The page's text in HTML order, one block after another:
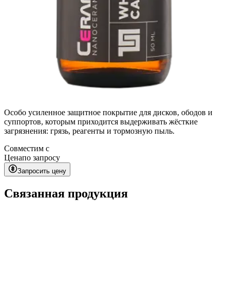
Особо усиленное защитное покрытие для дисков, ободов и
суппортов, которым приходится выдерживать жёсткие
загрязнения: грязь, реагенты и тормозную пыль.
Совместим с
Ценапо запросу
Запросить цену
Связанная продукция